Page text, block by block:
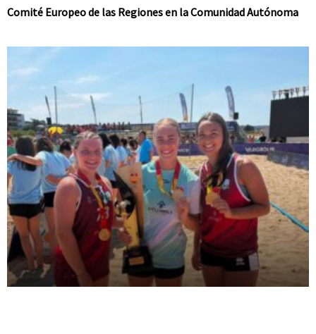
Comité Europeo de las Regiones en la Comunidad Autónoma